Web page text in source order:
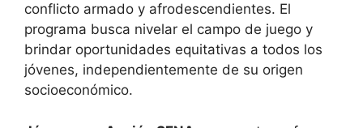
conflicto armado y afrodescendientes. El
programa busca nivelar el campo de juego y
brindar oportunidades equitativas a todos los
jóvenes, independientemente de su origen
socioeconómico.